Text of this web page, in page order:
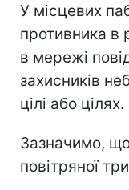
У місцевих
противника в
в мережі
захисників
цілі або цілях.
Зазначимо,
повітряної